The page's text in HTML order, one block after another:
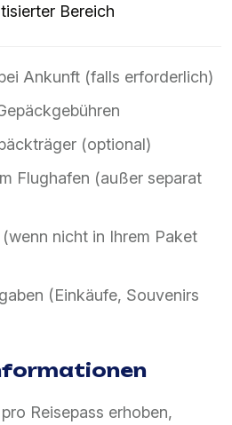
Bereich
Ankunft (falls erforderlich)
(optional)
Flughafen (außer separat
nicht in Ihrem Paket
(Einkäufe, Souvenirs
Reisepass erhoben,